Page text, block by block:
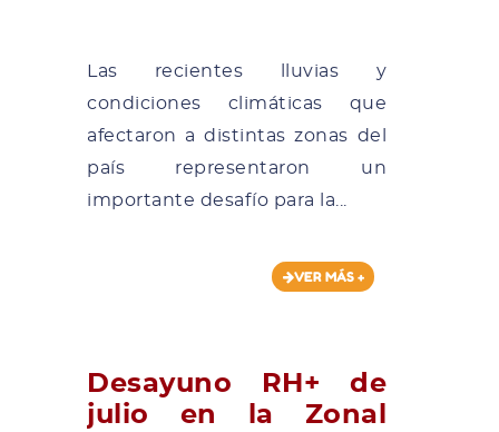
Las recientes lluvias y
condiciones climáticas que
afectaron a distintas zonas del
país representaron un
importante desafío para la...
VER MÁS +
Desayuno RH+ de
julio en la Zonal